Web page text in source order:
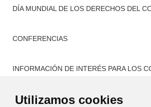
Utilizamos cookies
DÍA MUNDIAL DE LOS DERECHOS DEL
CONFERENCIAS
INFORMACIÓN DE INTERÉS PARA LOS
TRÁMITES Y SERVICIOS